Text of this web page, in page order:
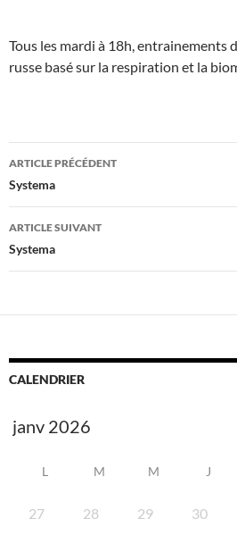
Tous les mardi à 18h, entrainements
russe basé sur la respiration et la
Navigation
des
articles
ARTICLE PRÉCÉDENT
Systema
ARTICLE SUIVANT
Systema
CALENDRIER
L M M J
27 28 29 30